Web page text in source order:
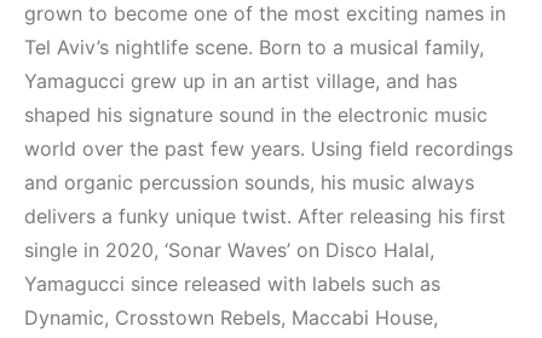
grown to become one of the most exciting names in
Tel Aviv’s nightlife scene. Born to a musical family,
Yamagucci grew up in an artist village, and has
shaped his signature sound in the electronic music
world over the past few years. Using field recordings
and organic percussion sounds, his music always
delivers a funky unique twist. After releasing his first
single in 2020, ‘Sonar Waves’ on Disco Halal,
Yamagucci since released with labels such as
Dynamic, Crosstown Rebels, Maccabi House,